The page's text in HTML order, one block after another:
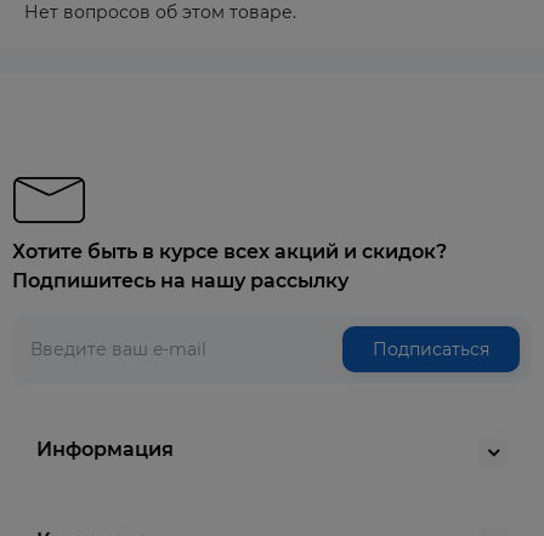
Нет вопросов об этом товаре.
Хотите быть в курсе всех акций и скидок?
Подпишитесь на нашу рассылку
Подписаться
Информация